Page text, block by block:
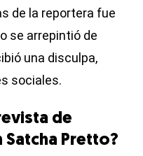
de la reportera fue
se arrepintió de
una disculpa,
sociales.
de
Satcha Pretto?